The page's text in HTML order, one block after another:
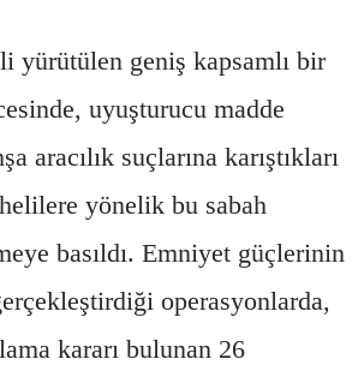
yürütülen geniş kapsamlı bir
uyuşturucu madde
aracılık suçlarına karıştıkları
yönelik bu sabah
basıldı. Emniyet güçlerinin
operasyonlarda,
kararı bulunan 26